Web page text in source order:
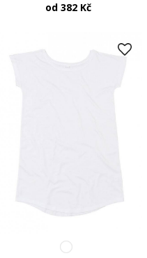
od 382 Kč